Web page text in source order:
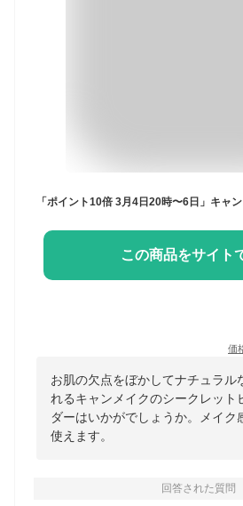
この商品をサイト
価
お肌の欠点をぼかしてナチュラル
れるキャンメイクのシークレット
ダーはいかがでしょうか。メイク
使えます。
回答された質問